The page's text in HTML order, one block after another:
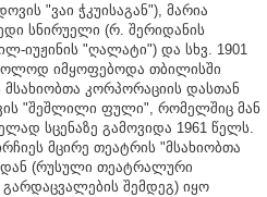
"ვაი ჭკუისაგან"), მარია
სნირუელი (რ. შერიდანის
იუჟინის "ღალატი") და სხვ. 1901
იმყოფებოდა თბილისში
კორპორაციის დასთან
"შეშლილი ფული", რომელშიც მან
სცენაზე გამოვიდა 1961 წელს.
მცირე თეატრის "მსახიობთა
(რუსული თეატრალური
შემდეგ) იყო